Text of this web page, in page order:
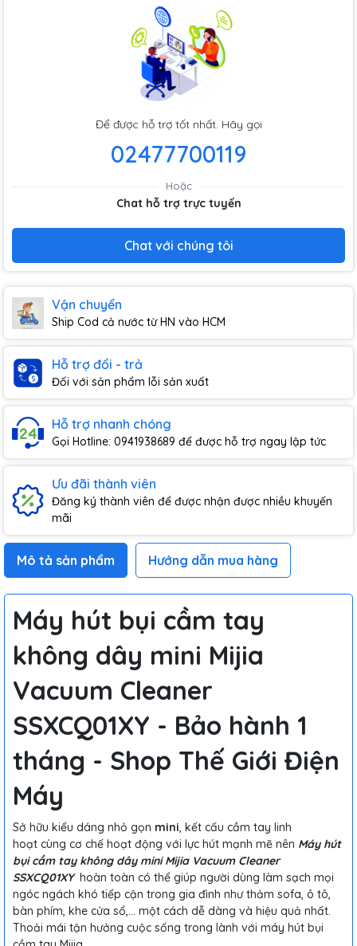
Để được hỗ trợ tốt nhất. Hãy gọi
02477700119
Hoặc
Chat hỗ trợ trực tuyến
Chat với chúng tôi
Vận chuyển
Ship Cod cả nước từ HN vào HCM
Hỗ trợ đổi - trả
Đối với sản phẩm lỗi sản xuất
Hỗ trợ nhanh chóng
Gọi Hotline: 0941938689 để được hỗ trợ ngay lập tức
Ưu đãi thành viên
Đăng ký thành viên để được nhận được nhiều khuyến
mãi
Mô tả sản phẩm Hướng dẫn mua hàng
Máy hút bụi cầm tay
không dây mini Mijia
Vacuum Cleaner
SSXCQ01XY - Bảo hành 1
tháng - Shop Thế Giới Điện
Máy
Sở hữu kiểu dáng nhỏ gọn mini, kết cấu cầm tay linh
hoạt cùng cơ chế hoạt động với lực hút mạnh mẽ nên Máy hút
bụi cầm tay không dây mini Mijia Vacuum Cleaner
SSXCQ01XYhoàn toàn có thể giúp người dùng làm sạch mọi
ngóc ngách khó tiếp cận trong gia đình như thảm sofa, ô tô,
bàn phím, khe cửa sổ,… một cách dễ dàng và hiệu quả nhất.
Thoải mái tận hưởng cuộc sống trong lành với máy hút bụi